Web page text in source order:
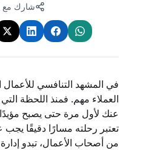
شارك مع
في المشهد التنافسي للأعمال
العملاء مهم. فمنذ اللحظة
عنك لأول مرة حتى يصبح مؤيدًا
تعتبر رحلته مسارًا دقيقًا يجب
من أصحاب الأعمال، تبدو إدارة